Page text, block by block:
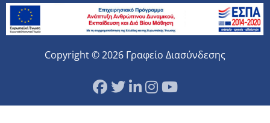
Copyright © 2026 Γραφείο Διασύνδεσης